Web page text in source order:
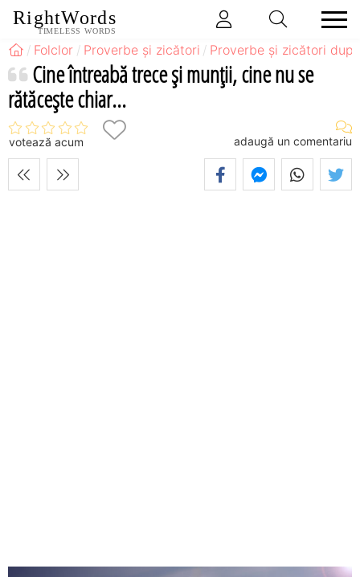
RightWords
TIMELESS WORDS
Folclor Proverbe și zicători Proverbe și zicători
Cine întreabă trece şi munţii, cine nu se
rătăceşte chiar...
votează acum adaugă un comentariu